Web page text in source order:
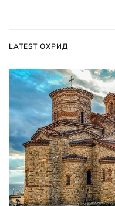
LATEST ОХРИД